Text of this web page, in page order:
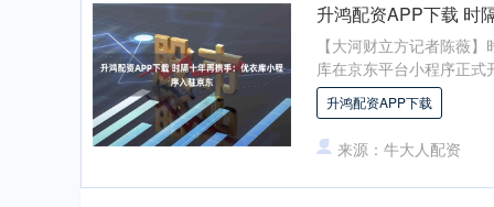
升鸿配资APP下载 时
【大河财立方记者陈薇
库在京东平台小程序正式
升鸿配资APP下载
来源：牛大人配资